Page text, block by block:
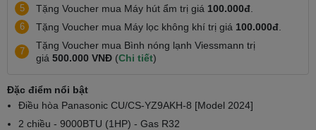
5 Tặng Voucher mua Máy hút ẩm trị giá 100.000đ
6 Tặng Voucher mua Máy lọc không khí trị giá 100.000đ
7
Tặng Voucher mua Bình nóng lạnh Viessmann trị
giá 500.000 VNĐ (Chi tiết)
Đặc điểm nổi bật
Điều hòa Panasonic CU/CS-YZ9AKH-8 [Model 2024]
2 chiều - 9000BTU (1HP) - Gas R32